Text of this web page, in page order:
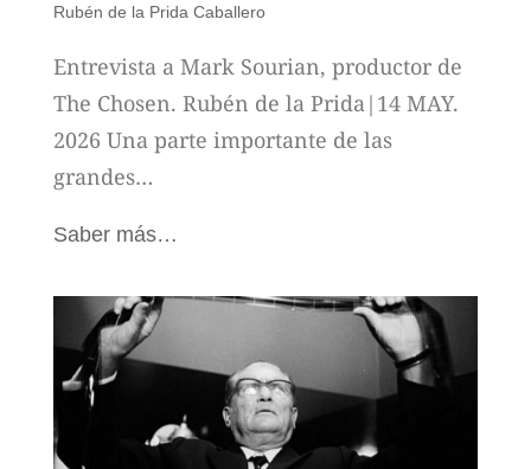
Rubén de la Prida Caballero
Entrevista a Mark Sourian, productor de
The Chosen. Rubén de la Prida|14 MAY.
2026 Una parte importante de las
grandes…
Saber más…